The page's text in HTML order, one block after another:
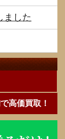
ました
高価買取！